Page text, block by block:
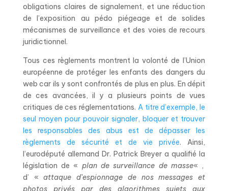
obligations claires de signalement, et une réduction
de l’exposition au pédo piégeage et de solides
mécanismes de surveillance et des voies de recours
juridictionnel.
Tous ces règlements montrent la volonté de l’Union
européenne de protéger les enfants des dangers du
web car ils y sont confrontés de plus en plus. En dépit
de ces avancées, il y a plusieurs points de vues
critiques de ces réglementations. A titre d’exemple, le
seul moyen pour pouvoir signaler, bloquer et trouver
les responsables des abus est de dépasser les
règlements de sécurité et de vie privée. Ainsi,
l’eurodéputé allemand Dr. Patrick Breyer a qualifié la
législation de « plan de surveillance de masse« ,
d’ «attaque d’espionnage de nos messages et
photos privés par des algorithmes sujets aux